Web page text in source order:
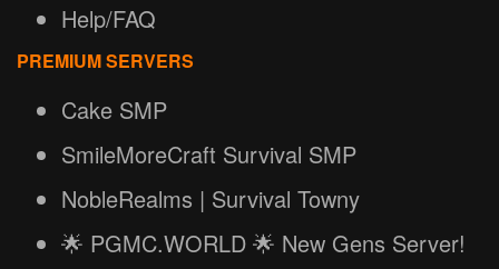
Help/FAQ
PREMIUM SERVERS
Cake SMP
SmileMoreCraft Survival SMP
NobleRealms | Survival Towny
🌟 PGMC.WORLD 🌟 New Gens Server!